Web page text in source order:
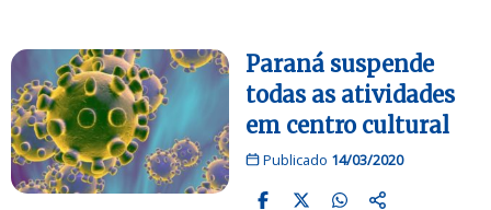
Paraná suspende
todas as atividades
em centro cultural
Publicado 14/03/2020